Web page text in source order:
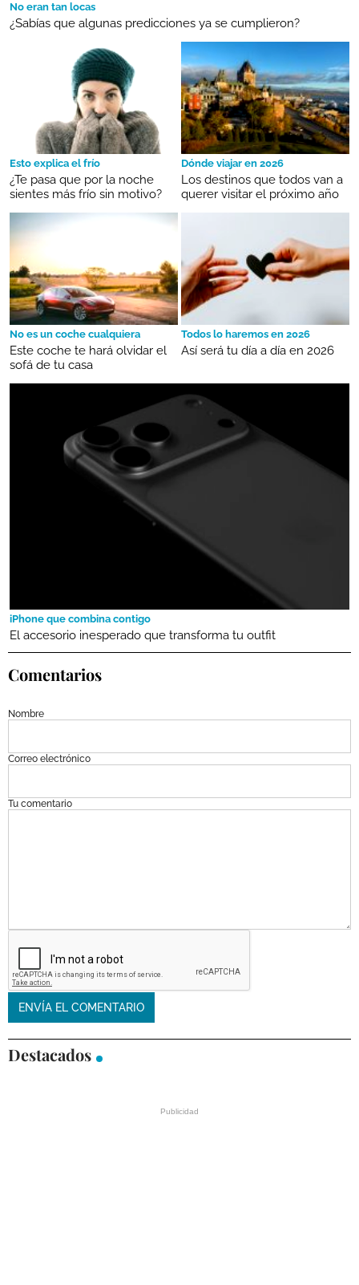
No eran tan locas
¿Sabías que algunas predicciones ya se cumplieron?
Esto explica el frío
¿Te pasa que por la noche
sientes más frío sin motivo?
Dónde viajar en 2026
Los destinos que todos van a
querer visitar el próximo año
No es un coche cualquiera
Este coche te hará olvidar el
sofá de tu casa
Todos lo haremos en 2026
Así será tu día a día en 2026
iPhone que combina contigo
El accesorio inesperado que transforma tu outfit
Comentarios
Nombre
Correo electrónico
Tu comentario
Destacados